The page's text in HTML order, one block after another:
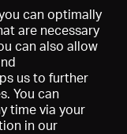
can optimally
are necessary
can also allow
us to further
You can
time via your
in our